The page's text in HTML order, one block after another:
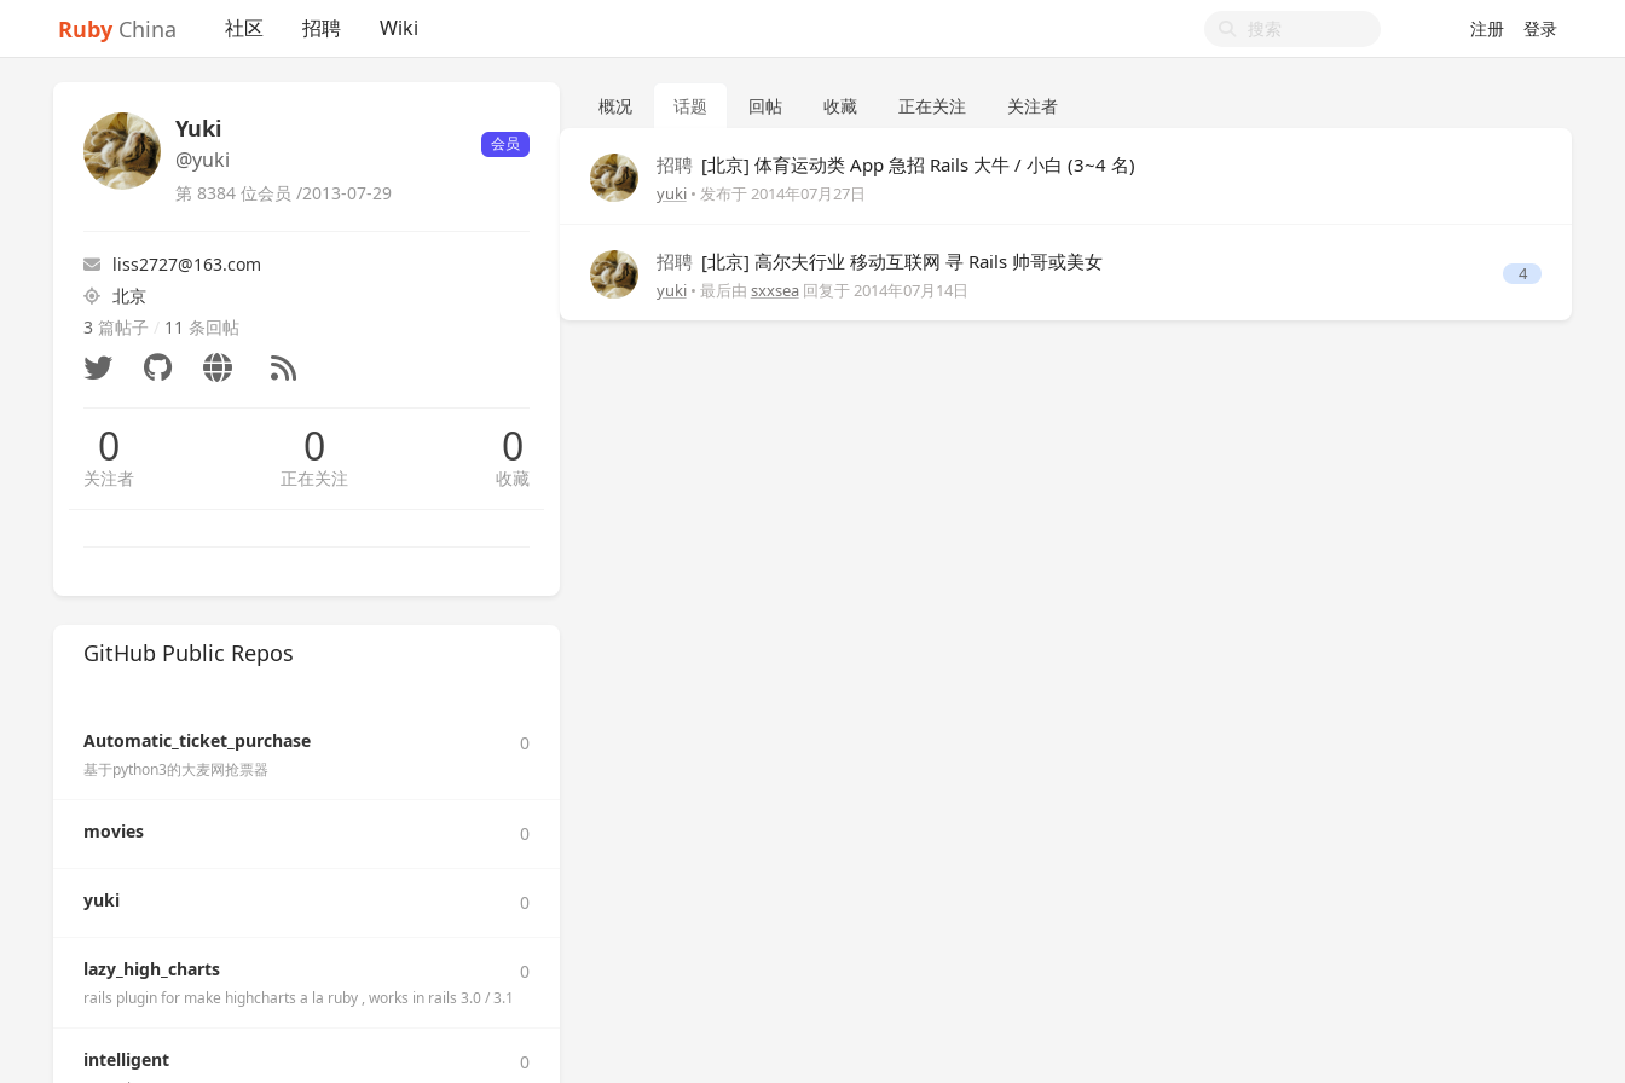
Ruby China 社区 招聘 Wiki 注册 登录
Yuki
@yuki
会员
第 8384 位会员 /2013-07-29
liss2727@163.com
北京
3 篇帖子 / 11 条回帖
0
关注者
0
正在关注
0
收藏
GitHub Public Repos
Automatic_ticket_purchase 0
基于python3的大麦网抢票器
movies 0
yuki 0
lazy_high_charts 0
rails plugin for make highcharts a la ruby , works in rails 3.0 / 3.1
intelligent 0
概况 话题 回帖 收藏 正在关注 关注者
招聘 [北京] 体育运动类 App 急招 Rails 大牛 / 小白 (3~4 名)
yuki • 发布于2014年07月27日
招聘 [北京] 高尔夫行业 移动互联网 寻 Rails 帅哥或美女
yuki • 最后由 sxxsea回复于2014年07月14日
4